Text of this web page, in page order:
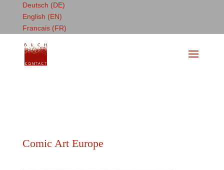
Deutsch (DE)
English (EN)
Francais (FR)
Comic Art Europe